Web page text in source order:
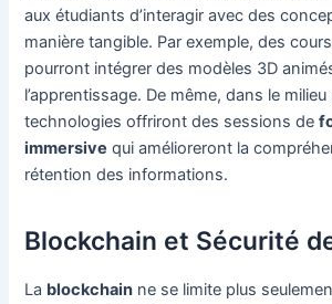
aux étudiants d’interagir avec des
manière tangible. Par exemple, des
pourront intégrer des modèles 3D
l’apprentissage. De même, dans le
technologies offriront des sessions de
immersive qui amélioreront la
rétention des informations.
Blockchain et Sécurité
La blockchain ne se limite plus